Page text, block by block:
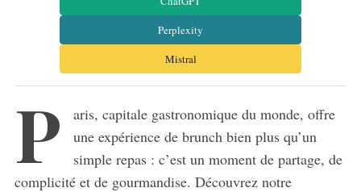
Perplexity
Mistral
P
aris, capitale gastronomique du monde, offre
une expérience de brunch bien plus qu’un
simple repas : c’est un moment de partage, de
complicité et de gourmandise. Découvrez notre